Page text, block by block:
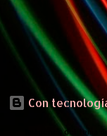
Con
Imágenes del tema